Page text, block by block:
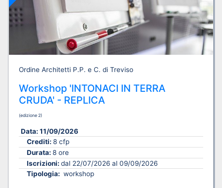
Ordine Architetti P.P. e C. di Treviso
Workshop 'INTONACI IN TERRA
CRUDA' - REPLICA
(edizione 2)
Data: 11/09/2026
Crediti: 8 cfp
Durata: 8 ore
Iscrizioni: dal 22/07/2026 al 09/09/2026
Tipologia: workshop